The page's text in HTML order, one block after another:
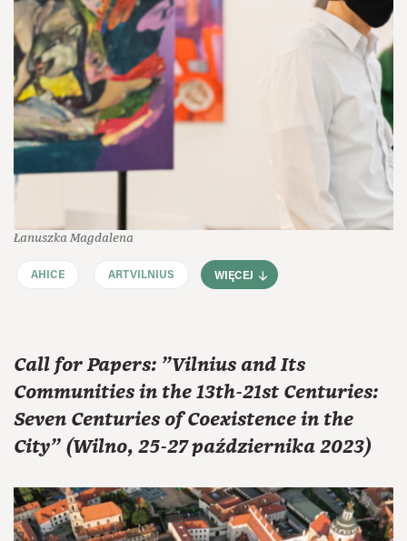
Łanuszka Magdalena
AHICE ARTVILNIUS WIĘCEJ
Call for Papers: "Vilnius and Its
Communities in the 13th-21st Centuries:
Seven Centuries of Coexistence in the
City" (Wilno, 25-27 października 2023)